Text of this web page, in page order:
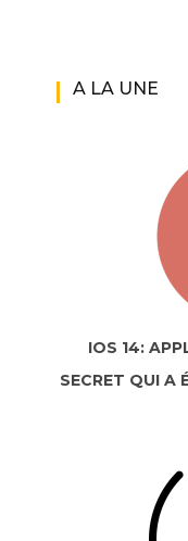
A LA UNE
IOS 14:
SECRET QUI A